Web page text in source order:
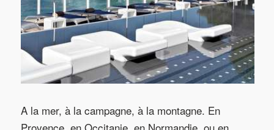
A la mer, à la campagne, à la montagne. En